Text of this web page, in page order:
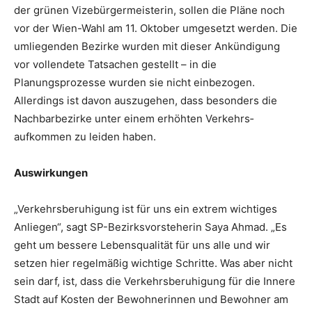
der grünen ­Vizebürgermeisterin, sollen die Pläne noch
vor der Wien-Wahl am 11. Oktober um­gesetzt werden. Die
umliegenden Bezirke wurden mit dieser Ankündigung
vor vollendete Tatsachen gestellt – in die
Planungsprozesse ­wurden sie nicht einbezogen.
Allerdings ist davon auszugehen, dass besonders die
Nachbarbezirke unter einem erhöhten Verkehrs­
aufkommen zu leiden haben.
Auswirkungen
„Verkehrsberuhigung ist für uns ein extrem wichtiges
Anliegen“, sagt SP-Bezirksvor­steherin Saya Ahmad. „Es
geht um bessere Lebensqualität für uns alle und wir
setzen hier regelmäßig wichtige Schritte. Was aber nicht
sein darf, ist, dass die Verkehrsberuhigung für die Innere
Stadt auf Kosten der Bewohnerinnen und Bewohner am